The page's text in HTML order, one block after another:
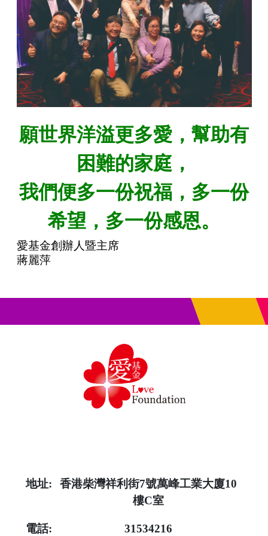
願世界洋溢更多愛，幫助有
困難的家庭，
我們便多一份祝福，多一份
希望，多一份感恩。
愛基金創辦人暨主席
蔣麗萍
地址:
香港柴灣祥利街7號萬峰工業大廈10
樓C室
電話: 31534216